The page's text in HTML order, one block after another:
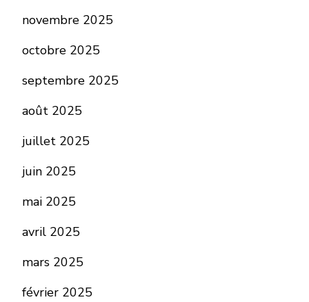
novembre 2025
octobre 2025
septembre 2025
août 2025
juillet 2025
juin 2025
mai 2025
avril 2025
mars 2025
février 2025